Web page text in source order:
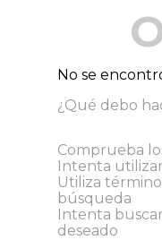
No se
¿Qué debo
Comprueba
Intenta
Utiliza
búsqueda
Intenta
deseado